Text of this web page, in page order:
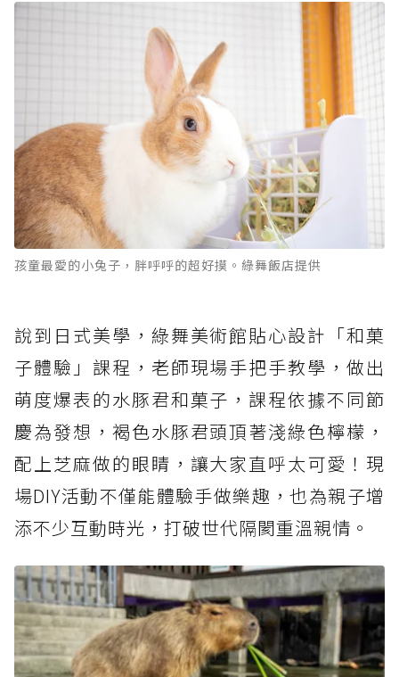
孩童最愛的小兔子，胖呼呼的超好摸。綠舞飯店提供
說到日式美學，綠舞美術館貼心設計「和菓
子體驗」課程，老師現場手把手教學，做出
萌度爆表的水豚君和菓子，課程依據不同節
慶為發想，褐色水豚君頭頂著淺綠色檸檬，
配上芝麻做的眼睛，讓大家直呼太可愛！現
場DIY活動不僅能體驗手做樂趣，也為親子增
添不少互動時光，打破世代隔閡重溫親情。